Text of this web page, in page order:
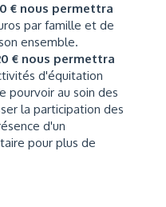
€ nous permettra
par famille et de
ensemble.
€ nous permettra
d'équitation
pourvoir au soin des
la participation des
d'un
pour plus de